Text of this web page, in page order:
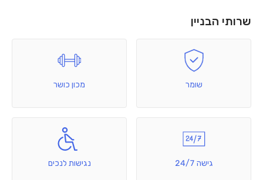
שרותי הבניין
שומר מכון כושר
גישה 24/7 נגישות לנכים